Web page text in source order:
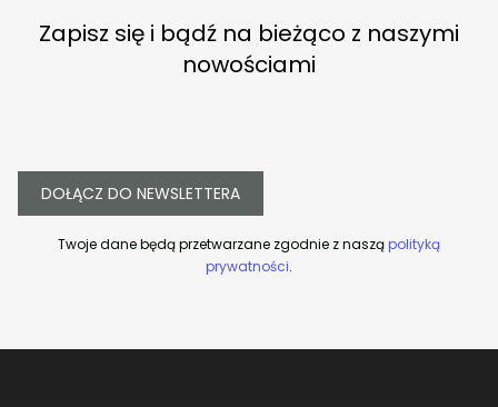
Zapisz się i bądź na bieżąco z naszymi
nowościami
DOŁĄCZ DO NEWSLETTERA
Twoje dane będą przetwarzane zgodnie z nasząpolityką
prywatności.